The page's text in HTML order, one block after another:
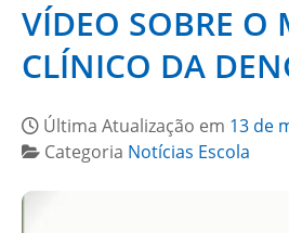
VÍDEO SOBRE O
CLÍNICO DA
Última Atualização em 13 de
Categoria Notícias Escola